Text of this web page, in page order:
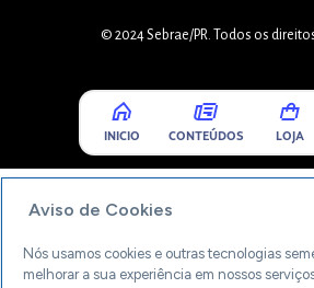
© 2024 Sebrae/PR. Todos os
INICIO CONTEÚDOS LOJA
Aviso de Cookies
Nós usamos cookies e outras tecnologias
melhorar a sua experiência em nossos